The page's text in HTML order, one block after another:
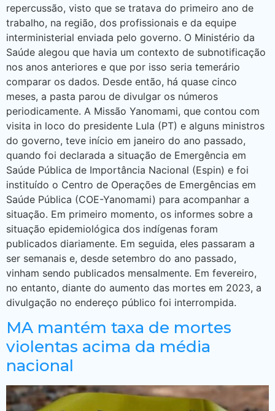
repercussão, visto que se tratava do primeiro ano de
trabalho, na região, dos profissionais e da equipe
interministerial enviada pelo governo. O Ministério da
Saúde alegou que havia um contexto de subnotificação
nos anos anteriores e que por isso seria temerário
comparar os dados. Desde então, há quase cinco
meses, a pasta parou de divulgar os números
periodicamente. A Missão Yanomami, que contou com
visita in loco do presidente Lula (PT) e alguns ministros
do governo, teve início em janeiro do ano passado,
quando foi declarada a situação de Emergência em
Saúde Pública de Importância Nacional (Espin) e foi
instituído o Centro de Operações de Emergências em
Saúde Pública (COE-Yanomami) para acompanhar a
situação. Em primeiro momento, os informes sobre a
situação epidemiológica dos indígenas foram
publicados diariamente. Em seguida, eles passaram a
ser semanais e, desde setembro do ano passado,
vinham sendo publicados mensalmente. Em fevereiro,
no entanto, diante do aumento das mortes em 2023, a
divulgação no endereço público foi interrompida.
MA mantém taxa de mortes
violentas acima da média
nacional